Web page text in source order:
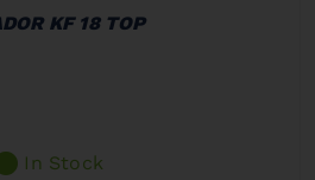
KF 18 TOP
In Stock